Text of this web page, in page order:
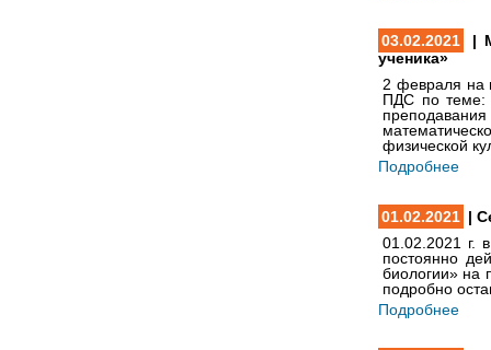
03.02.2021
|
ученика»
2 февраля на
ПДС по теме:
физической
Подробнее
01.02.2021 |
01.02.2021 г.
постоянно
биологии» на
подробно
Подробнее